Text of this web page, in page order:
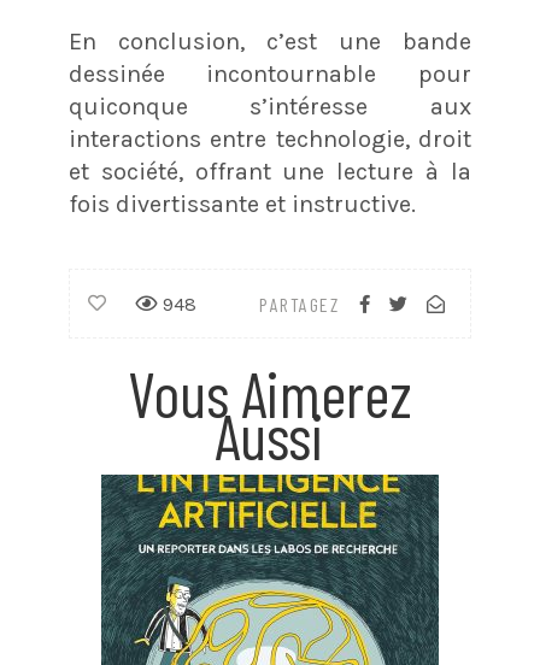
En conclusion, c’est une bande
dessinée incontournable pour
quiconque s’intéresse aux
interactions entre technologie, droit
et société, offrant une lecture à la
fois divertissante et instructive​.
PARTAGEZ
948
Vous Aimerez
Aussi